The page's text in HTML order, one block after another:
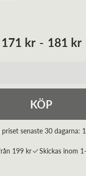
171 kr - 181 kr
KÖP
priset senaste 30 dagarna:
199 kr Skickas inom